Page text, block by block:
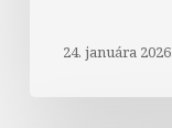
24. januára 2026